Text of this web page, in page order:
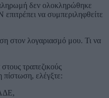
δεν ολοκληρώθηκε
να συμπεριληφθείτε
στον λογαριασμό μου. Τι να
τραπεζικούς
πίστωση, ελέγξτε: